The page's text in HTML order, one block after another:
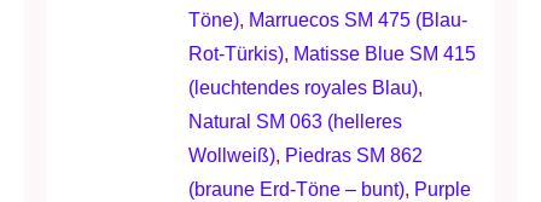
Töne), Marruecos SM 475 (Blau-
Rot-Türkis), Matisse Blue SM 415
(leuchtendes royales Blau),
Natural SM 063 (helleres
Wollweiß), Piedras SM 862
(braune Erd-Töne – bunt), Purple